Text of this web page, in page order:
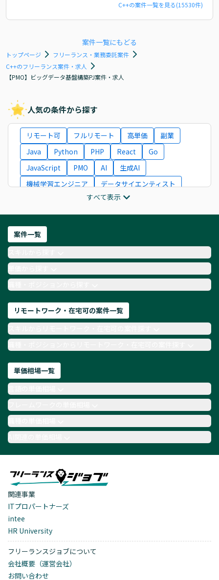
C++の案件一覧を見る(15530件)
案件一覧にもどる
トップページ
フリーランス・業務委託案件
C++のフリーランス案件・求人
【PMO】ビッグデータ基盤構築PJ案件・求人
人気の条件から探す
リモート可 フルリモート 高単価
副業
Java
Python PHP React
Go
JavaScript
PMO AI
生成AI
機械学習エンジニア
データサイエンティスト
ITコンサルタント
フロントエンドエンジニア
ネットワークエンジニア
AIエンジニア
Webデザイナー
月収100万円 業務委託
COBOL
Ruby
TypeScript
Laravel AWS
すべて表示
案件一覧
単価から探す
職種・ポジションから探す
リモートワーク・在宅可の案件一覧
職種・ポジションからリモートワーク・在宅可の案件探す
単価相場一覧
職種の単価相場
AI関連の単価相場
関連事業
ITプロパートナーズ
intee
HR University
フリーランスジョブについて
会社概要（運営会社）
お問い合わせ